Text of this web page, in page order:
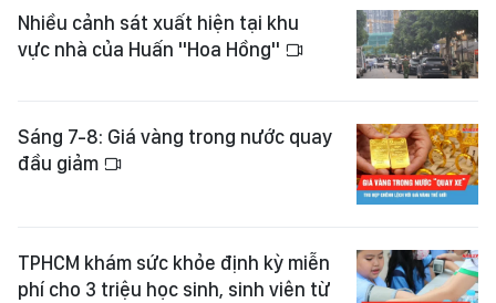
Nhiều cảnh sát xuất hiện tại khu
vực nhà của Huấn "Hoa Hồng"
Sáng 7-8: Giá vàng trong nước quay
đầu giảm
TPHCM khám sức khỏe định kỳ miễn
phí cho 3 triệu học sinh, sinh viên từ